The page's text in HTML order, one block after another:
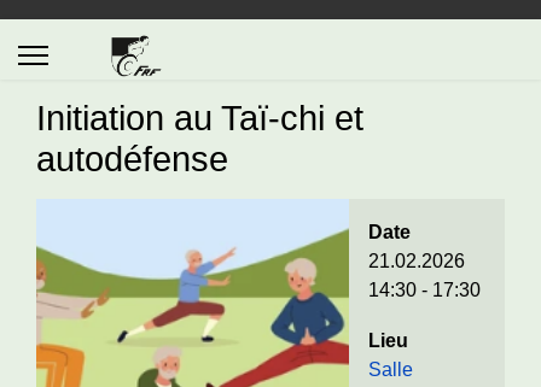
Initiation au Taï-chi et
autodéfense
Date
21.02.2026
14:30 - 17:30
Lieu
Salle